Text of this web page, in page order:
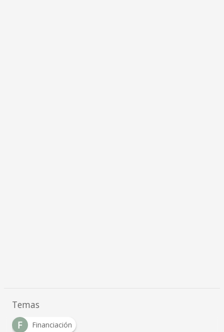
Temas
F
Financiación